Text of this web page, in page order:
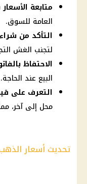
متابعة
العامة للسوق.
التأكد من
لتجنب الغش
الاحتفاظ
البيع عند الحاجة.
التعرف على
محل إلى آخر،
تحديث أسعار